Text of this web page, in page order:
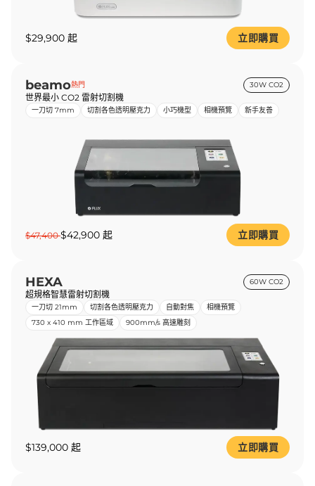
$29,900 起 立即購買
beamo熱門 30W CO2
世界最小 CO2 雷射切割機
一刀切 7mm 切割各色透明壓克力 小巧機型 相機預覽 新手友善
$47,400$42,900 起 立即購買
HEXA 60W CO2
超規格智慧雷射切割機
一刀切 21mm 切割各色透明壓克力 自動對焦
相機預覽
730 x 410 mm 工作區域
900mm/s 高速雕刻
$139,000 起 立即購買